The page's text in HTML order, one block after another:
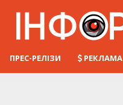
ПРЕС-РЕЛІЗИ РЕКЛАМА